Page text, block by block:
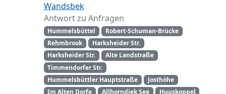
Wandsbek
Antwort zu Anfragen
Hummelsbüttel
Robert-Schuman-Brücke
Rehmbrook
Harksheider Str.
Harksheider Str.
Alte Landstraße
Timmendorfer Str.
Hummelsbüttler Hauptstraße
Josthöhe
Im Alten Dorfe
Allhorndiek See Huuskoppel